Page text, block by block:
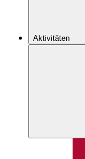
Aktivitäten